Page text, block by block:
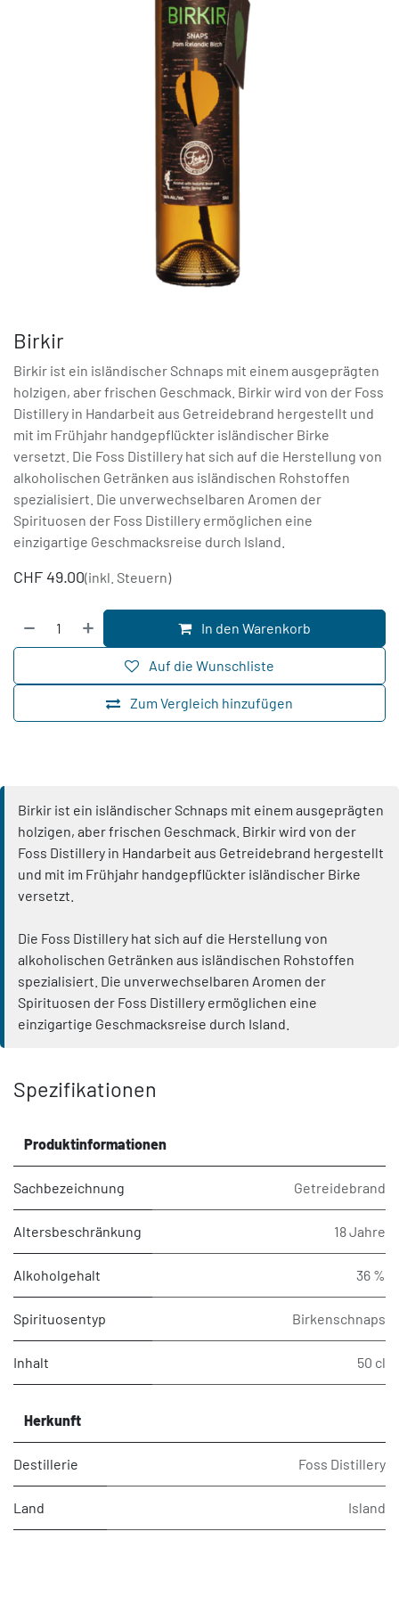
Birkir
Birkir ist ein isländischer Schnaps mit einem ausgeprägten
holzigen, aber frischen Geschmack. Birkir wird von der Foss
Distillery in Handarbeit aus Getreidebrand hergestellt und
mit im Frühjahr handgepflückter isländischer Birke
versetzt. Die Foss Distillery hat sich auf die Herstellung von
alkoholischen Getränken aus isländischen Rohstoffen
spezialisiert. Die unverwechselbaren Aromen der
Spirituosen der Foss Distillery ermöglichen eine
einzigartige Geschmacksreise durch Island.
CHF 49.00(inkl. Steuern)
In den Warenkorb
Zum Vergleich hinzufügen
Auf die Wunschliste
Birkir ist ein isländischer Schnaps mit einem ausgeprägten
holzigen, aber frischen Geschmack. Birkir wird von der
Foss Distillery in Handarbeit aus Getreidebrand hergestellt
und mit im Frühjahr handgepflückter isländischer Birke
versetzt.
Die Foss Distillery hat sich auf die Herstellung von
alkoholischen Getränken aus isländischen Rohstoffen
spezialisiert. Die unverwechselbaren Aromen der
Spirituosen der Foss Distillery ermöglichen eine
einzigartige Geschmacksreise durch Island.
Spezifikationen
Produktinformationen
Sachbezeichnung Getreidebrand
Altersbeschränkung 18 Jahre
Alkoholgehalt 36 %
Spirituosentyp Birkenschnaps
Inhalt 50 cl
Herkunft
Destillerie Foss Distillery
Land Island